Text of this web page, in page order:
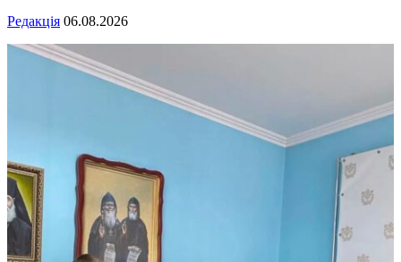
Редакція 06.08.2026